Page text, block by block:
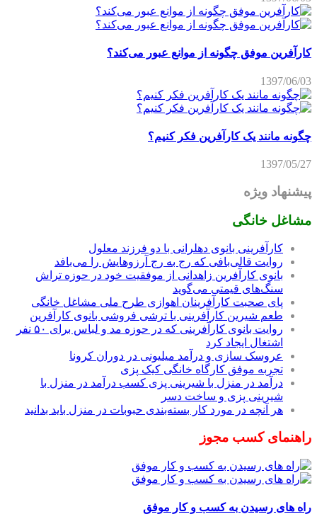
کارآفرین موفق چگونه از موانع عبور می‌کند؟
1397/06/03
چگونه مانند یک کارآفرین فکر کنیم؟
1397/05/27
پیشنهاد ویژه
مشاغل خانگی
کارآفرینی بانوی دهلرانی با دو فرزند معلول
روایت قالی‌بافی که رج به رج آرزوهایش را می‌بافد
بانوی کارآفرین زاهدانی از موفقیت خود در حوزه تراش
سنگ‌های قیمتی می‌گوید
پای صحبت کارآفرینان اهوازی طرح ملی مشاغل خانگی
طعم شیرین کارآفرینی با ترشی فروشی بانوی کارآفرین
روایت بانوی کارآفرینی که در حوزه مد و لباس برای ۵۰ نفر
اشتغال ایجاد کرد
عروسک سازی و درآمد میلیونی در دوران کرونا
تجربه موفق کارگاه خانگی کیک پزی
درآمد در منزل با شیرینی پزی کسب درآمد در منزل با
شیرینی پزی و ساخت دسر
هر آنچه در مورد کار بسته‌بندی حبوبات در منزل باید بدانید
راهنمای کسب مجوز
راه های رسیدن به کسب و کار موفق